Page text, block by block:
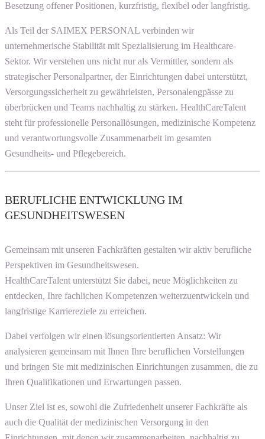
Besetzung offener Positionen, kurzfristig, flexibel oder langfristig.
Als Teil der SAIMEX PERSONAL verbinden wir
unternehmerische Stabilität mit Spezialisierung im Healthcare-
Sektor. Wir verstehen uns nicht nur als Vermittler, sondern als
strategischer Personalpartner, der Einrichtungen dabei unterstützt,
Versorgungssicherheit zu gewährleisten, Personalengpässe zu
überbrücken und Teams nachhaltig zu stärken. HealthCareTalent
steht für professionelle Personallösungen, medizinische Kompetenz
und verantwortungsvolle Zusammenarbeit im gesamten
Gesundheits- und Pflegebereich.
BERUFLICHE ENTWICKLUNG IM
GESUNDHEITSWESEN
Gemeinsam mit unseren Fachkräften gestalten wir aktiv berufliche
Perspektiven im Gesundheitswesen.
HealthCareTalent unterstützt Sie dabei, neue Möglichkeiten zu
entdecken, Ihre fachlichen Kompetenzen weiterzuentwickeln und
langfristige Karriereziele zu erreichen.
Dabei verfolgen wir einen lösungsorientierten Ansatz: Wir
analysieren gemeinsam mit Ihnen Ihre beruflichen Vorstellungen
und bringen Sie mit medizinischen Einrichtungen zusammen, die zu
Ihren Qualifikationen und Erwartungen passen.
Unser Ziel ist es, sowohl die Zufriedenheit unserer Fachkräfte als
auch die Qualität der medizinischen Versorgung in den